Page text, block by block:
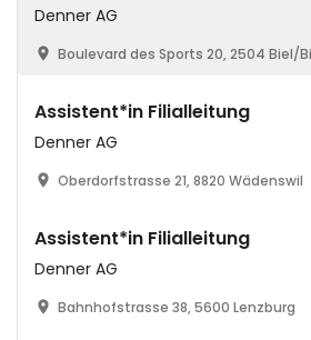
Denner AG
Boulevard des Sports 20, 2504 Biel/
Assistent*in Filialleitung
Denner AG
Oberdorfstrasse 21, 8820 Wädenswil
Assistent*in Filialleitung
Denner AG
Bahnhofstrasse 38, 5600 Lenzburg